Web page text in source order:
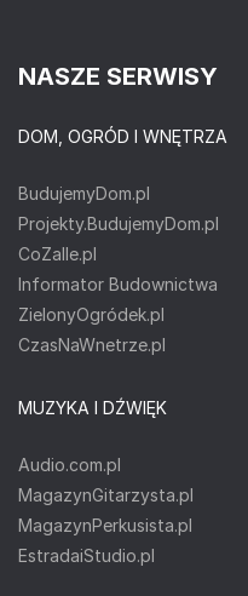
NASZE SERWISY
DOM, OGRÓD I WNĘTRZA
BudujemyDom.pl
Projekty.BudujemyDom.pl
CoZaIle.pl
Informator Budownictwa
ZielonyOgródek.pl
CzasNaWnetrze.pl
MUZYKA I DŹWIĘK
Audio.com.pl
MagazynGitarzysta.pl
MagazynPerkusista.pl
EstradaiStudio.pl